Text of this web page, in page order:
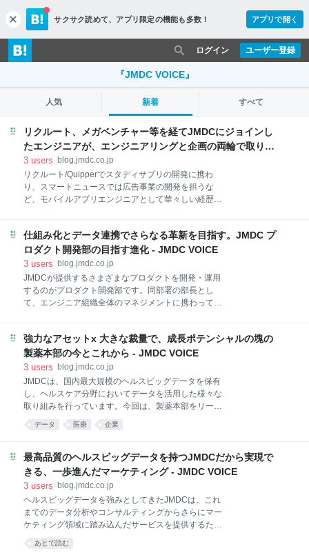
c
l
o
s
サクサク読めて、 アプリ限定の機能も多数！ アプリで開く
ユーザー登録
ログイン
『JMDC VOICE』
人気 新着 すべて
リクルート、メガベンチャー等を経てJMDCにジョインし
たエンジニアが、エンジニアリングと企画の両輪で取り組
む社会課題 - JMDC VOICE
3 users blog.jmdc.co.jp
リクルート/Quipperでスタディサプリの開発に携わ
り、スマートニュースでは広告事業の開発を担うな
ど、モバイルアプリエンジニアとして華々しい経歴を
だけでなく企画側も含めた幅広い領域における組織体
制改善にも携わっています。 様々な業界に加えて、ヘ
ルスケア領域での経験も持つ片渕さんが思うJMDCの
強みはどこにあるのか。また、片渕さんはJMDCでど
のようなキャリアを目指しているのか。お話を伺いま
した。 ＜プロフィール＞ 片渕 真太郎（かたふち しん
よびQipperにてスタディサプリの開発に携わり、スマ
ートニュース等を経てJMDCに入社。現在はPep Upを
開発するモバイルアプリチームのエン
仕組み化とデータ連携でさらなる革新を目指す。JMDC プ
ロダクト開発部の目指す進化 - JMDC VOICE
3 users blog.jmdc.co.jp
JMDCが提供するさまざまなプロダクトを開発・運用
するのがプロダクト開発部です。同部署の部長とし
て、エンジニア組織全体のマネジメントに携わってい
は、JMDCのプロダクトについて「まだまだ伸びしろ
がある」と期待を寄せています。 小迫さんが考える
JMDCの強みとは何か。JMDCがデータだけでなく“プ
ロダクトの会社”としても存在感を増すために必要なエ
ンジニアとはどのような人材なのか。小迫さんのこれ
までのキャリアとJMDC入社の経緯、今後のエンジニ
ル＞ 小迫 明弘（こさこ あきひろ）株式会社JMDC プ
し、エンジニアとしてRettyに入社。EMを経てVPoEに
就任し、エンジニア組織のマネジメントを行う。そ
強力なアセットx 大きな裁量で、成長ポテンシャルの塊の
製薬本部の今とこれから - JMDC VOICE
3 users blog.jmdc.co.jp
JMDCは、国内最大規模のヘルスビッグデータを保有
し、ヘルスケア分野においてデータを活用した様々な
取り組みを行っています。今回は、製薬本部をリード
する加納さんに、JMDCで目指すデータ活用の未来に
ついてお話を伺いました。 ＜プロフィール＞ 加納 真
部本部長 IBM Researchでバイオインフォマティクス
等の研究開発に従事した後、A.T. カーニーにて製薬業
界を中心に多様な業種の戦略コンサルティングを担
案、ビジネス・デューデリジェンス、PMI支援等に携
わる。2021年よりJMDCに参画し、製薬企業向けデー
タコンサルティングを推進。2023年より現職。 ▼過
去に加納さんを紹介した記事もございますので、ぜひ
データ 医療 企業
最高品質のヘルスビッグデータを持つJMDCだから実現で
きる、一歩進んだマーケティング - JMDC VOICE
3 users blog.jmdc.co.jp
ヘルスビッグデータを強みとしてきたJMDCは、これ
までのデータ分析やコンサルティングからさらにマー
ケティング領域に踏み込んだサービスを提供するため
にこの度、マーケティングソリューション部を新設し
ました。今回は部長の小沢さんに、これまでのキャリ
あとで読む